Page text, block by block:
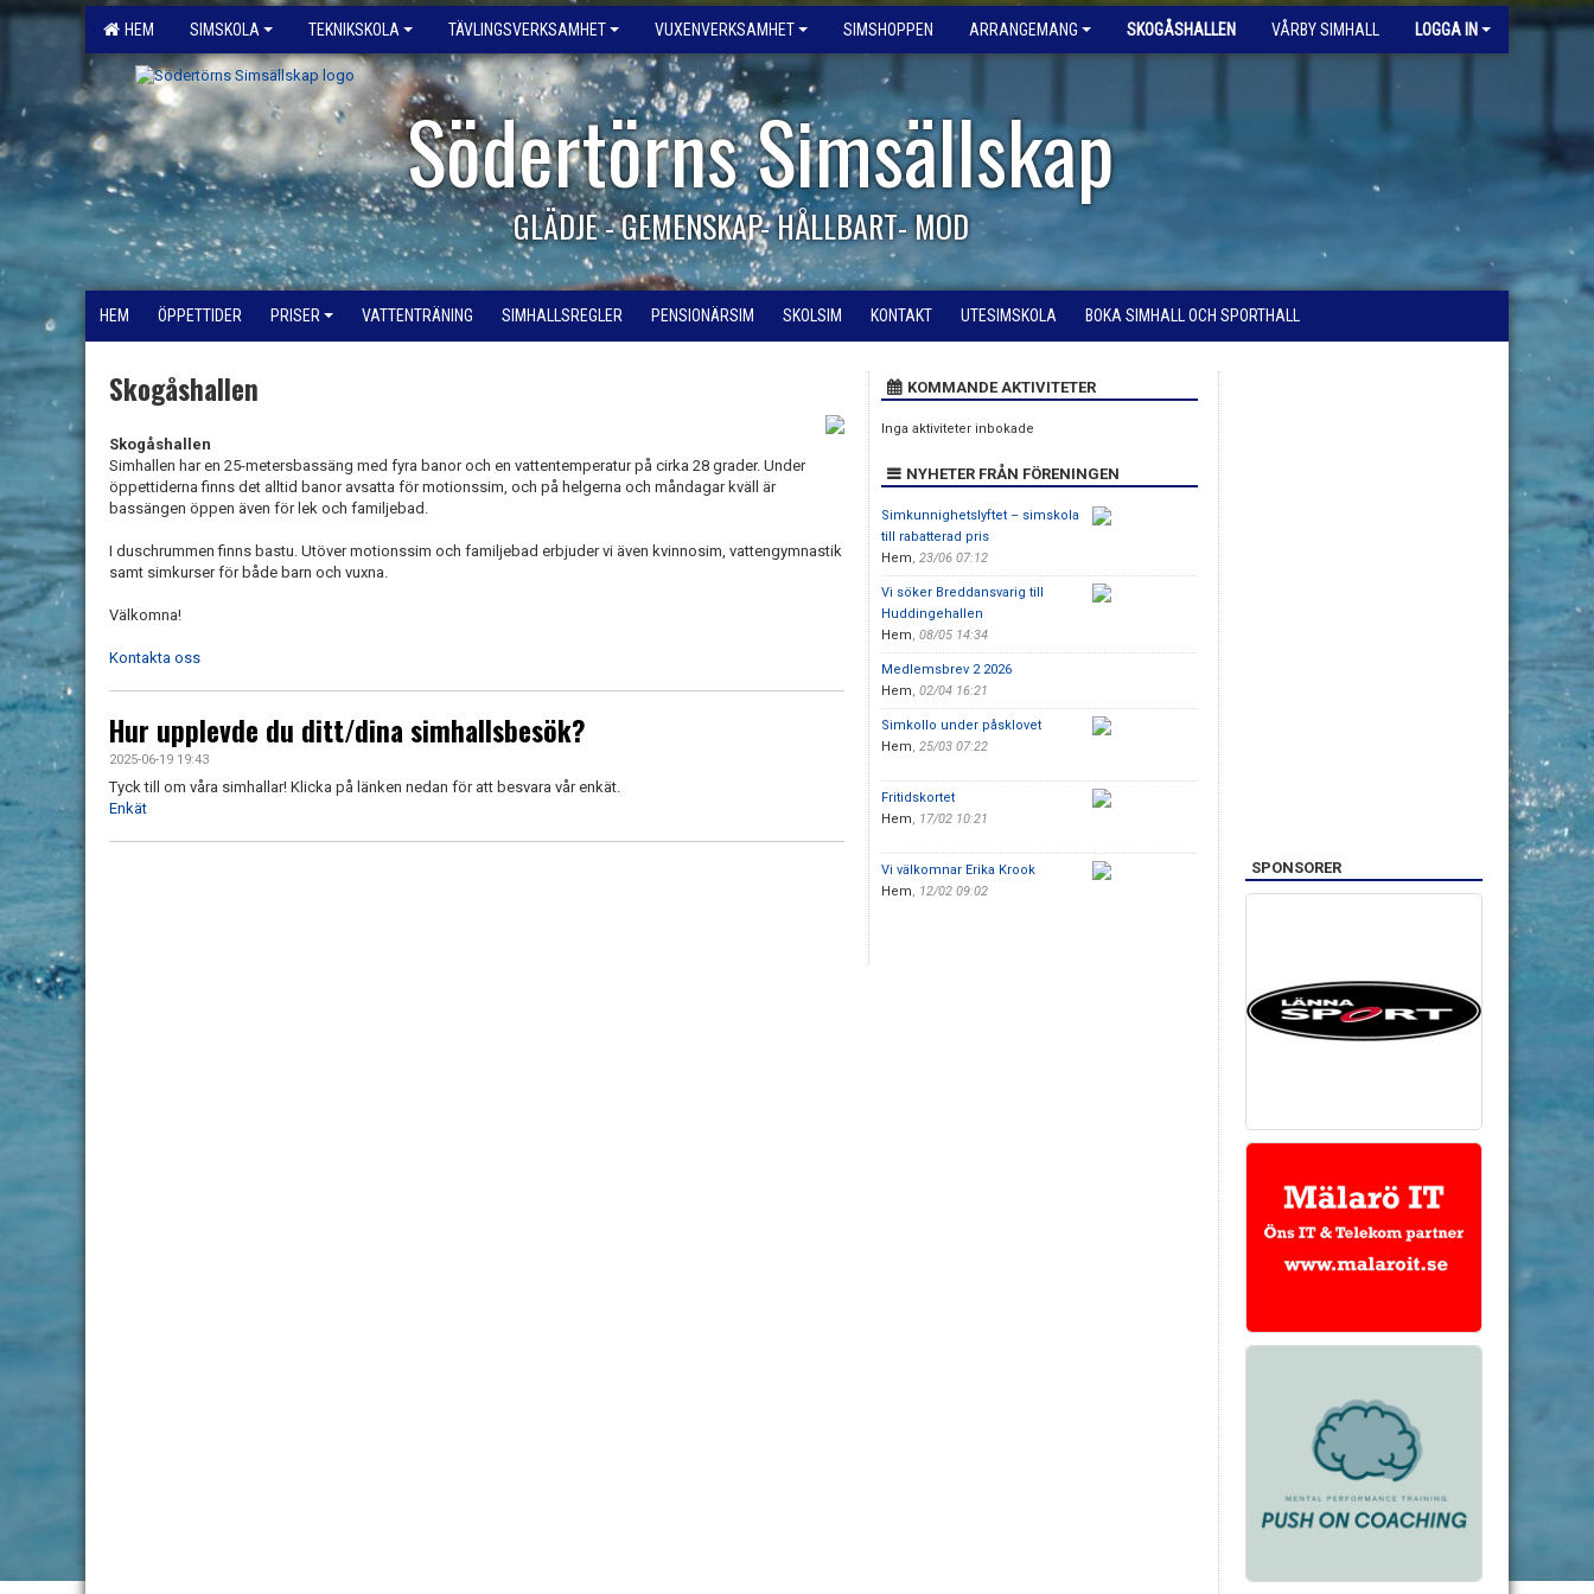
HEM SIMSKOLA TEKNIKSKOLA TÄVLINGSVERKSAMHET VUXENVERKSAMHET SIMSHOPPEN ARRANGEMANG SKOGÅSHALLEN VÅRBY SIMHALL LOGGA IN
Södertörns Simsällskap
GLÄDJE - GEMENSKAP- HÅLLBART- MOD
HEM ÖPPETTIDER PRISER VATTENTRÄNING SIMHALLSREGLER PENSIONÄRSIM SKOLSIM KONTAKT UTESIMSKOLA BOKA SIMHALL OCH SPORTHALL
Skogåshallen
Skogåshallen
Simhallen har en 25-metersbassäng med fyra banor och en vattentemperatur på cirka 28 grader. Under
öppettiderna finns det alltid banor avsatta för motionssim, och på helgerna och måndagar kväll är
bassängen öppen även för lek och familjebad.
I duschrummen finns bastu. Utöver motionssim och familjebad erbjuder vi även kvinnosim, vattengymnastik
samt simkurser för både barn och vuxna.
Välkomna!
Kontakta oss
Hur upplevde du ditt/dina simhallsbesök?
2025-06-19 19:43
Tyck till om våra simhallar! Klicka på länken nedan för att besvara vår enkät.
Enkät
KOMMANDE AKTIVITETER
Inga aktiviteter inbokade
NYHETER FRÅN FÖRENINGEN
Simkunnighetslyftet – simskola
till rabatterad pris
Hem, 23/06 07:12
Vi söker Breddansvarig till
Huddingehallen
Hem, 08/05 14:34
Medlemsbrev 2 2026
Hem, 02/04 16:21
Simkollo under påsklovet
Hem, 25/03 07:22
Fritidskortet
Hem, 17/02 10:21
Vi välkomnar Erika Krook
Hem, 12/02 09:02
SPONSORER